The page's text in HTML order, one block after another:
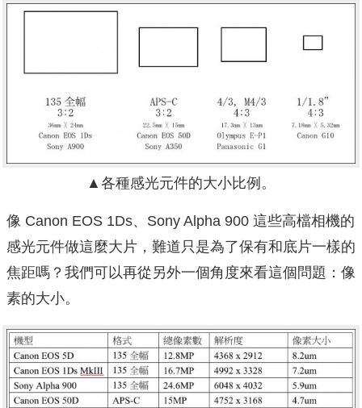
▲各種感光元件的大小比例。
像 Canon EOS 1Ds、Sony Alpha 900 這些高檔相機的
感光元件做這麼大片，難道只是為了保有和底片一樣的
焦距嗎？我們可以再從另外一個角度來看這個問題：像
素的大小。